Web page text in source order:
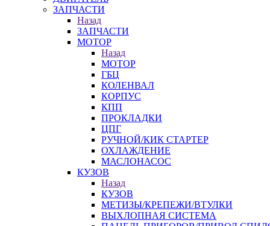
ЗАПЧАСТИ
Назад
ЗАПЧАСТИ
МОТОР
Назад
МОТОР
ГБЦ
КОЛЕНВАЛ
КОРПУС
КПП
ПРОКЛАДКИ
ЦПГ
РУЧНОЙ/КИК СТАРТЕР
ОХЛАЖДЕНИЕ
МАСЛОНАСОС
КУЗОВ
Назад
КУЗОВ
МЕТИЗЫ/КРЕПЕЖИ/ВТУЛКИ
ВЫХЛОПНАЯ СИСТЕМА